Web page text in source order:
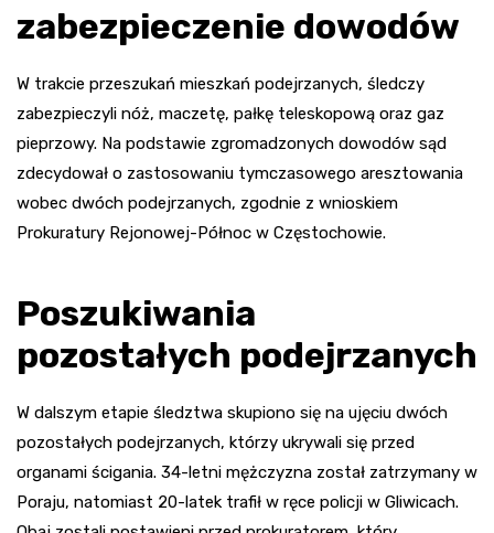
zabezpieczenie dowodów
W trakcie przeszukań mieszkań podejrzanych, śledczy
zabezpieczyli nóż, maczetę, pałkę teleskopową oraz gaz
pieprzowy. Na podstawie zgromadzonych dowodów sąd
zdecydował o zastosowaniu tymczasowego aresztowania
wobec dwóch podejrzanych, zgodnie z wnioskiem
Prokuratury Rejonowej-Północ w Częstochowie.
Poszukiwania
pozostałych podejrzanych
W dalszym etapie śledztwa skupiono się na ujęciu dwóch
pozostałych podejrzanych, którzy ukrywali się przed
organami ścigania. 34-letni mężczyzna został zatrzymany w
Poraju, natomiast 20-latek trafił w ręce policji w Gliwicach.